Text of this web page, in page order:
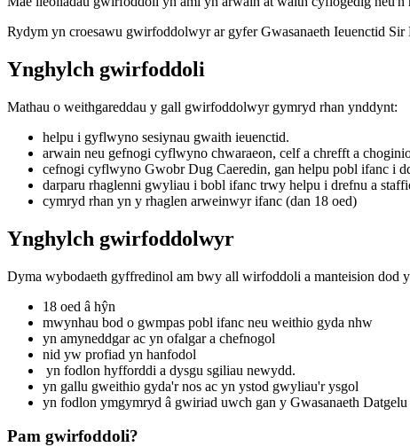
Rydym yn croesawu gwirfoddolwyr ar gyfer Gwasanaeth Ieuenctid
Ynghylch gwirfoddoli
Mathau o weithgareddau y gall gwirfoddolwyr gymryd rhan ynddynt:
helpu i gyflwyno sesiynau gwaith ieuenctid.
arwain neu gefnogi cyflwyno chwaraeon, celf a chrefft a
cefnogi cyflwyno Gwobr Dug Caeredin, gan helpu pobl ifanc i
darparu rhaglenni gwyliau i bobl ifanc trwy helpu i drefnu a
cymryd rhan yn y rhaglen arweinwyr ifanc (dan 18 oed)
Ynghylch gwirfoddolwyr
Dyma wybodaeth gyffredinol am bwy all wirfoddoli a manteision dod
18 oed â hŷn
mwynhau bod o gwmpas pobl ifanc neu weithio gyda nhw
yn amyneddgar ac yn ofalgar a chefnogol
nid yw profiad yn hanfodol
yn fodlon hyfforddi a dysgu sgiliau newydd.
yn gallu gweithio gyda'r nos ac yn ystod gwyliau'r ysgol
yn fodlon ymgymryd â gwiriad uwch gan y Gwasanaeth Datgelu
Pam gwirfoddoli?